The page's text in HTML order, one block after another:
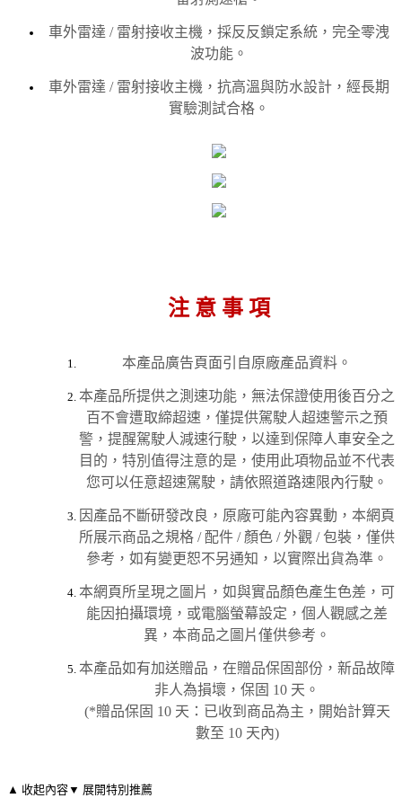
車外雷達 / 雷射接收主機，採反反鎖定系統，完全零洩
波功能。
車外雷達 / 雷射接收主機，抗高溫與防水設計，經長期
實驗測試合格。
注 意 事 項
本產品廣告頁面引自原廠產品資料。
本產品所提供之測速功能，無法保證使用後百分之
百不會遭取締超速，僅提供駕駛人超速警示之預
警，提醒駕駛人減速行駛，以達到保障人車安全之
目的，特別值得注意的是，使用此項物品並不代表
您可以任意超速駕駛，請依照道路速限內行駛。
因產品不斷研發改良，原廠可能內容異動，本網頁
所展示商品之規格 / 配件 / 顏色 / 外觀 / 包裝，僅供
參考，如有變更恕不另通知，以實際出貨為準。
本網頁所呈現之圖片，如與實品顏色產生色差，可
能因拍攝環境，或電腦螢幕設定，個人觀感之差
異，本商品之圖片僅供參考。
本產品如有加送贈品，在贈品保固部份，新品故障
非人為損壞，保固 10 天。
(*贈品保固 10 天：已收到商品為主，開始計算天
數至 10 天內)
▲ 收起內容▼ 展開特別推薦